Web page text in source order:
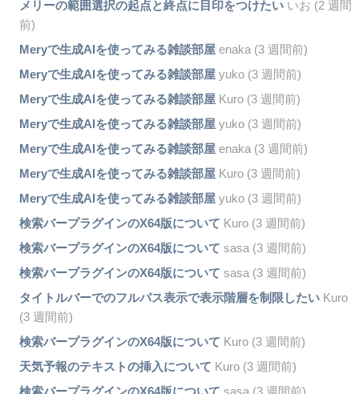
メリーの範囲選択の起点と終点に目印をつけたいいお (2 週間
前)
Meryで生成AIを使ってみる雑談部屋enaka (3 週間前)
Meryで生成AIを使ってみる雑談部屋yuko (3 週間前)
Meryで生成AIを使ってみる雑談部屋Kuro (3 週間前)
Meryで生成AIを使ってみる雑談部屋yuko (3 週間前)
Meryで生成AIを使ってみる雑談部屋enaka (3 週間前)
Meryで生成AIを使ってみる雑談部屋Kuro (3 週間前)
Meryで生成AIを使ってみる雑談部屋yuko (3 週間前)
検索バープラグインのX64版について Kuro (3 週間前)
検索バープラグインのX64版について sasa (3 週間前)
検索バープラグインのX64版について sasa (3 週間前)
タイトルバーでのフルパス表示で表示階層を制限したいKuro
(3 週間前)
検索バープラグインのX64版について Kuro (3 週間前)
天気予報のテキストの挿入について Kuro (3 週間前)
検索バープラグインのX64版について sasa (3 週間前)